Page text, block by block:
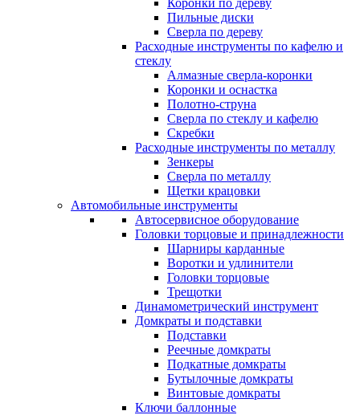
Коронки по дереву
Пильные диски
Сверла по дереву
Расходные инструменты по кафелю и
стеклу
Алмазные сверла-коронки
Коронки и оснастка
Полотно-струна
Сверла по стеклу и кафелю
Скребки
Расходные инструменты по металлу
Зенкеры
Сверла по металлу
Щетки крацовки
Автомобильные инструменты
Автосервисное оборудование
Головки торцовые и принадлежности
Шарниры карданные
Воротки и удлинители
Головки торцовые
Трещотки
Динамометрический инструмент
Домкраты и подставки
Подставки
Реечные домкраты
Подкатные домкраты
Бутылочные домкраты
Винтовые домкраты
Ключи баллонные